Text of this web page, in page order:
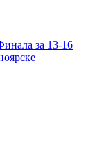
за 13-16